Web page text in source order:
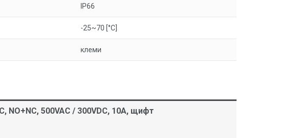
IP66
-25~70 [°C]
клеми
NO+NC, 500VAC / 300VDC, 10A, щифт